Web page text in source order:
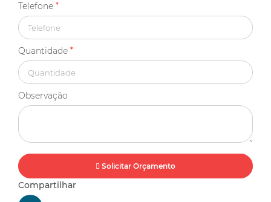
Telefone *
Quantidade *
Observação
Solicitar Orçamento
Compartilhar